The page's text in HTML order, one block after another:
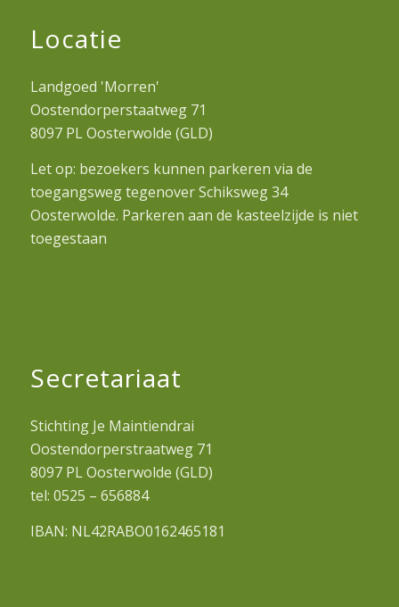
Locatie
Landgoed 'Morren'
Oostendorperstaatweg 71
8097 PL Oosterwolde (GLD)
Let op: bezoekers kunnen parkeren via de
toegangsweg tegenover Schiksweg 34
Oosterwolde. Parkeren aan de kasteelzijde is niet
toegestaan
Secretariaat
Stichting Je Maintiendrai
Oostendorperstraatweg 71
8097 PL Oosterwolde (GLD)
tel: 0525 – 656884
IBAN: NL42RABO0162465181